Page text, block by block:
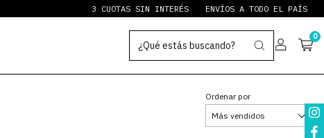
3 CUOTAS SIN INTERÉS ENVÍOS A TODO EL PAÍS
0
Ordenar por